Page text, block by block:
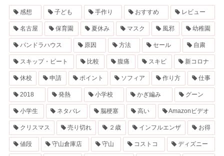
感想 子ども 手作り おすすめ レビュー
名古屋 保育園 夏休み マスク 風邪 幼稚園
パンドラハウス 原因 方法 セール 自粛
スキップ・ビート 比較 腹痛 スキビ 新コロナ
休校 申請 ポイント ソフィア 作り方 仕事
2018 発熱 小学校 かぎ編み グーン
小学生 ネタバレ 脳梗塞 高い Amazonビデオ
クリスマス 売り切れ ２歳 インフルエンザ お得
値段 守山倉庫店 守山 コストコ ディズニー